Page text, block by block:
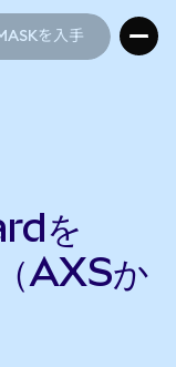
を入手
を
AXSか